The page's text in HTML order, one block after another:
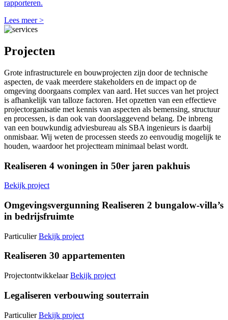
rapporteren.
Lees meer >
Projecten
Grote infrastructurele en bouwprojecten zijn door de technische
aspecten, de vaak meerdere stakeholders en de impact op de
omgeving doorgaans complex van aard. Het succes van het project
is afhankelijk van talloze factoren. Het opzetten van een effectieve
projectorganisatie met kennis van aspecten als bemensing, structuur
en processen, is dan ook van doorslaggevend belang. De inbreng
van een bouwkundig adviesbureau als SBA ingenieurs is daarbij
onmisbaar. Wij weten de processen steeds zo eenvoudig mogelijk te
houden, waardoor het projectteam minimaal belast wordt.
Realiseren 4 woningen in 50er jaren pakhuis
Bekijk project
Omgevingsvergunning Realiseren 2 bungalow-villa’s
in bedrijsfruimte
Particulier Bekijk project
Realiseren 30 appartementen
Projectontwikkelaar Bekijk project
Legaliseren verbouwing souterrain
Particulier Bekijk project